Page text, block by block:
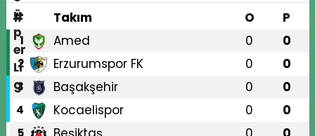
#
Takım O P
1 Amed 0 0
2 Erzurumspor FK 0 0
3 Başakşehir 0 0
4 Kocaelispor 0 0
5